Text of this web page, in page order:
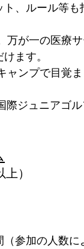
、ルール等も
が一の医療サ
ます。
ンプで目覚
ジュニアゴ
）
参加の人数